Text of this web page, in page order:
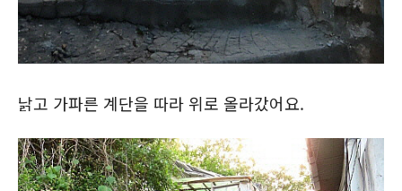
낡고 가파른 계단을 따라 위로 올라갔어요.